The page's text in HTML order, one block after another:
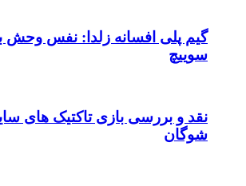
گیم پلی افسانه زلدا: نفس وحش
سوییچ
نقد و بررسی بازی تاکتیک های
شوگان